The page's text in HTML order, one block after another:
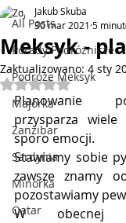
All Posts
Porady Podróżnicze
Podróże Meksyk
Majorka
Zanzibar
Sardynia
Minorka
Qatar
Meksyk -
Jakub Skuba
30 mar 2021 5
Zaktualizowano: 4 sty
Oceniono na NaN
Planowanie
przysparza
sporo emocji.
Stawiamy sobie
zawsze znamy
pozostawiamy
W obecnej